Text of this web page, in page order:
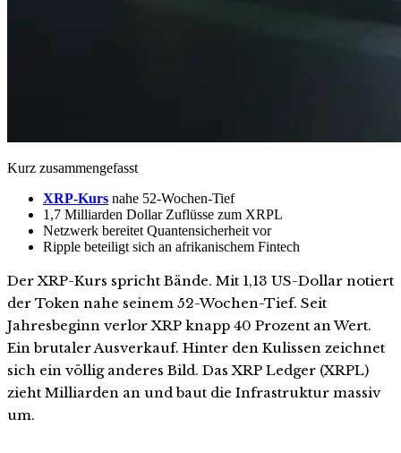
Kurz zusammengefasst
XRP-Kurs nahe 52-Wochen-Tief
1,7 Milliarden Dollar Zuflüsse zum XRPL
Netzwerk bereitet Quantensicherheit vor
Ripple beteiligt sich an afrikanischem Fintech
Der XRP-Kurs spricht Bände. Mit 1,13 US-Dollar notiert
der Token nahe seinem 52-Wochen-Tief. Seit
Jahresbeginn verlor XRP knapp 40 Prozent an Wert.
Ein brutaler Ausverkauf. Hinter den Kulissen zeichnet
sich ein völlig anderes Bild. Das XRP Ledger (XRPL)
zieht Milliarden an und baut die Infrastruktur massiv
um.